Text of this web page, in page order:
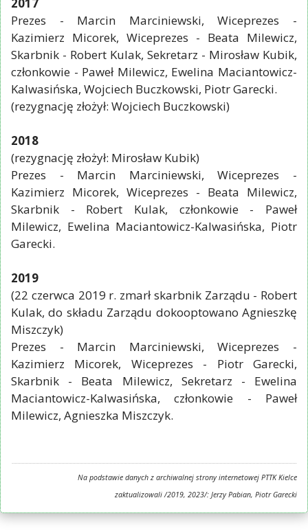
Prezes - Marcin Marciniewski, Wiceprezes -
Kazimierz Micorek, Wiceprezes - Beata Milewicz,
Skarbnik - Robert Kulak, Sekretarz - Mirosław Kubik,
członkowie - Paweł Milewicz, Ewelina Maciantowicz-
Kalwasińska, Wojciech Buczkowski, Piotr Garecki.
(rezygnację złożył: Wojciech Buczkowski)
2018
(rezygnację złożył: Mirosław Kubik)
Prezes - Marcin Marciniewski, Wiceprezes -
Kazimierz Micorek, Wiceprezes - Beata Milewicz,
Skarbnik - Robert Kulak, członkowie - Paweł
Milewicz, Ewelina Maciantowicz-Kalwasińska, Piotr
Garecki.
2019
(22 czerwca 2019 r. zmarł skarbnik Zarządu - Robert
Kulak, do składu Zarządu dokooptowano Agnieszkę
Miszczyk)
Prezes - Marcin Marciniewski, Wiceprezes -
Kazimierz Micorek, Wiceprezes - Piotr Garecki,
Skarbnik - Beata Milewicz, Sekretarz - Ewelina
Maciantowicz-Kalwasińska, członkowie - Paweł
Milewicz, Agnieszka Miszczyk.
Na podstawie danych z archiwalnej strony internetowej PTTK Kielce
zaktualizowali /2019, 2023/: Jerzy Pabian, Piotr Garecki